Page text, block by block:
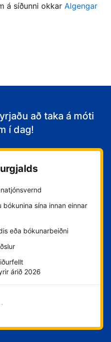
á síðunni okkar Algengar
að taka á móti
í dag!
sína innan einnar
eða bókunarbeiðni
árið 2026